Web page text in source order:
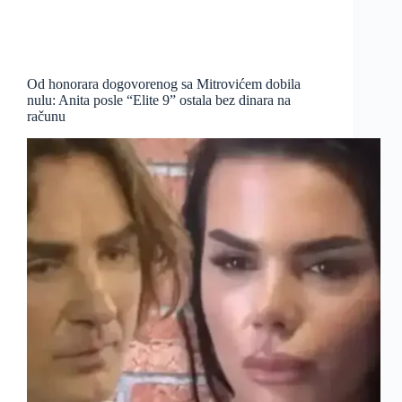
Od honorara dogovorenog sa Mitrovićem dobila
nulu: Anita posle “Elite 9” ostala bez dinara na
računu